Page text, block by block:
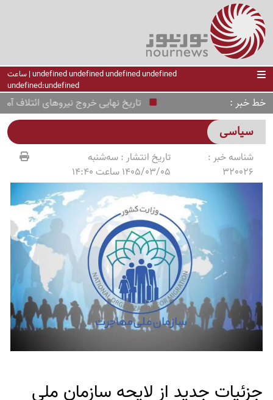
undefined undefined undefined undefined | ساعت
undefined:undefined
خط خبر تاریخ نهایی خروج نیروهای ائتلاف آمریکا
سیاسی
شناسه خبر :
320026
تاریخ انتشار :سه‌شنبه
1405/03/05 ساعت 14:40
جزئیات جدید از لایحه سازمان ملی